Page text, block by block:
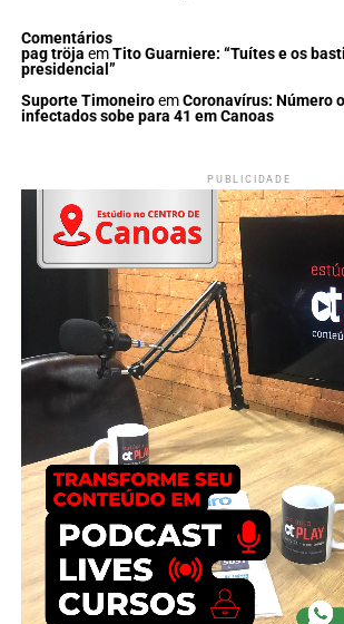
Comentários
pag tröja emTito Guarniere: “Tuítes e os
presidencial”
Suporte TimoneiroemCoronavírus: Número
infectados sobe para 41 em Canoas
PUBLICIDADE